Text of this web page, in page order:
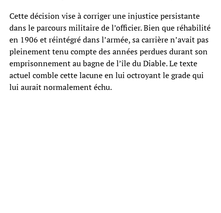
Cette décision vise à corriger une injustice persistante
dans le parcours militaire de l’officier. Bien que réhabilité
en 1906 et réintégré dans l’armée, sa carrière n’avait pas
pleinement tenu compte des années perdues durant son
emprisonnement au bagne de l’île du Diable. Le texte
actuel comble cette lacune en lui octroyant le grade qui
lui aurait normalement échu.